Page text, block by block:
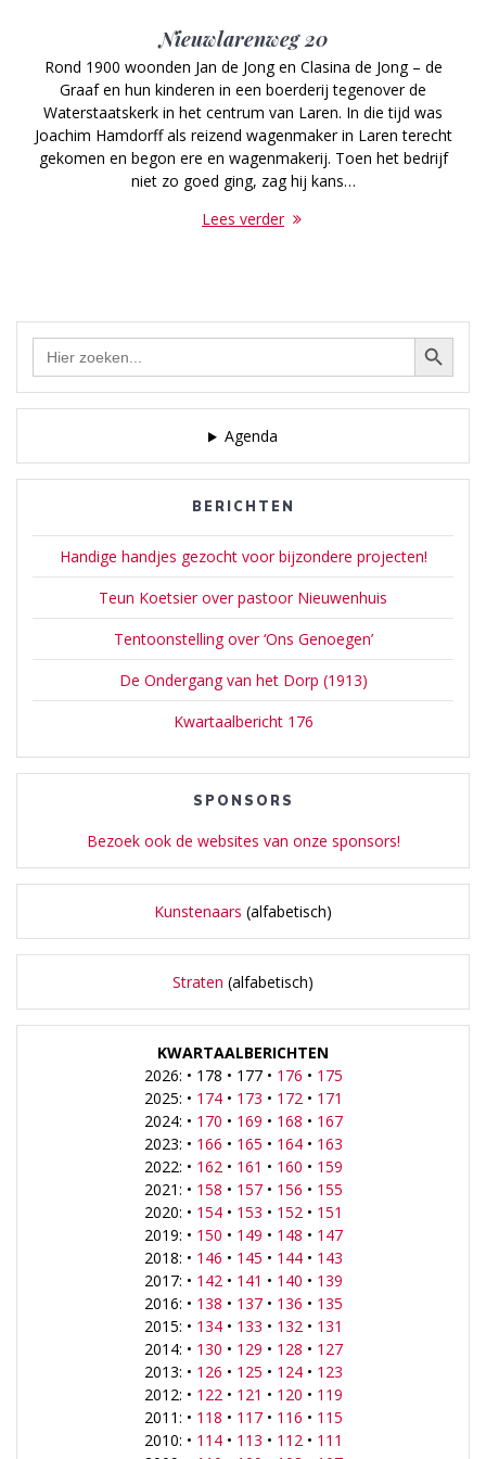
Nieuwlarenweg 20
Rond 1900 woonden Jan de Jong en Clasina de Jong – de
Graaf en hun kinderen in een boerderij tegenover de
Waterstaatskerk in het centrum van Laren. In die tijd was
Joachim Hamdorff als reizend wagenmaker in Laren terecht
gekomen en begon ere en wagenmakerij. Toen het bedrijf
niet zo goed ging, zag hij kans…
Lees verder
Zoek Zoekknop
Agenda
BERICHTEN
Handige handjes gezocht voor bijzondere projecten!
Teun Koetsier over pastoor Nieuwenhuis
Tentoonstelling over ‘Ons Genoegen’
De Ondergang van het Dorp (1913)
Kwartaalbericht 176
SPONSORS
Bezoek ook de websites van onze sponsors!
Kunstenaars (alfabetisch)
Straten (alfabetisch)
KWARTAALBERICHTEN
2026: • 178 • 177 • 176 • 175
2025: • 174• 173 • 172• 171
2024: • 170 • 169 • 168 • 167
2023: • 166 • 165 • 164• 163
2022: • 162• 161 • 160 • 159
2021: • 158 • 157• 156 • 155
2020: • 154• 153 • 152• 151
2019: • 150 • 149 • 148 • 147
2018: • 146 • 145 • 144• 143
2017: • 142• 141 • 140 • 139
2016: • 138 • 137• 136 • 135
2015: • 134• 133 • 132• 131
2014: • 130 • 129 • 128 • 127
2013: • 126 • 125 • 124• 123
2012: • 122• 121 • 120 • 119
2011: • 118 • 117• 116 • 115
2010: • 114• 113 • 112• 111